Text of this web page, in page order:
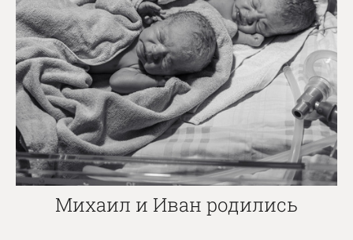
Михаил и Иван родились